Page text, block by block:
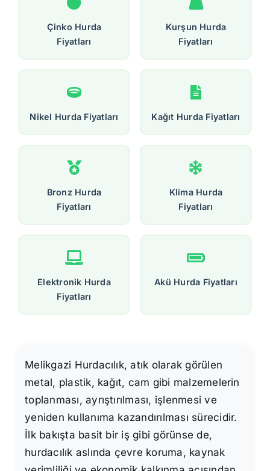
Çinko Hurda
Fiyatları
Kurşun Hurda
Fiyatları
Nikel Hurda Fiyatları Kağıt Hurda Fiyatları
Bronz Hurda
Fiyatları
Klima Hurda
Fiyatları
Elektronik Hurda
Fiyatları
Akü Hurda Fiyatları
Melikgazi Hurdacılık, atık olarak görülen
metal, plastik, kağıt, cam gibi malzemelerin
toplanması, ayrıştırılması, işlenmesi ve
yeniden kullanıma kazandırılması sürecidir.
İlk bakışta basit bir iş gibi görünse de,
hurdacılık aslında çevre koruma, kaynak